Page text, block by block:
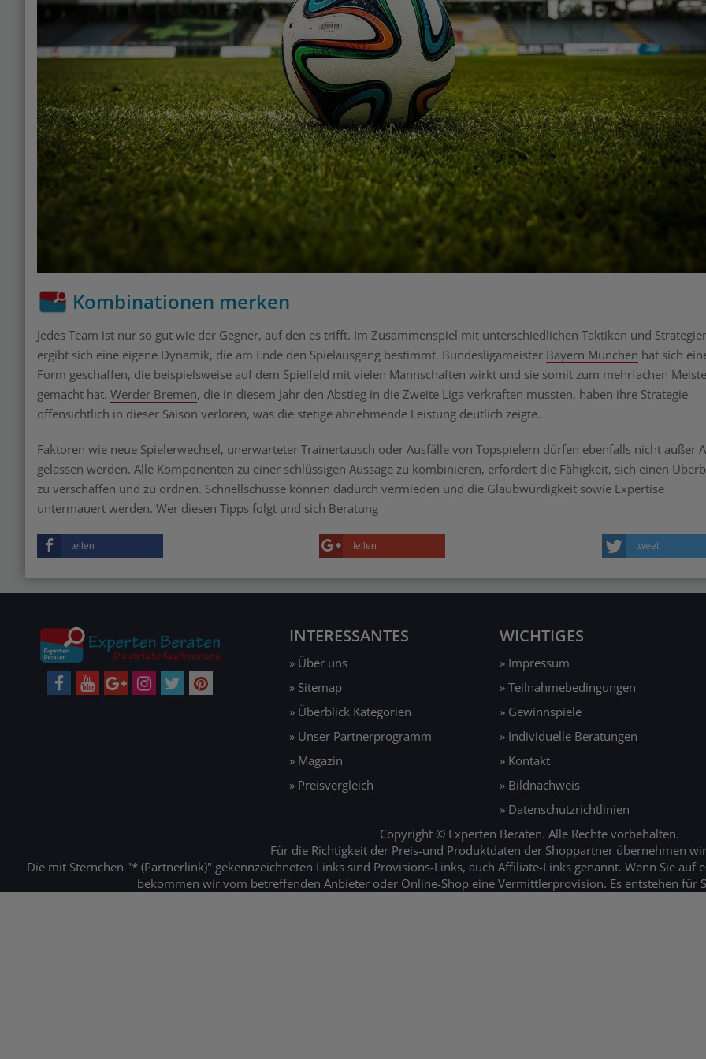
Kombinationen merken
Jedes Team ist nur so gut wie der Gegner, auf den es trifft. Im Zusammenspiel mit unterschiedlichen Taktiken und
ergibt sich eine eigene Dynamik, die am Ende den Spielausgang bestimmt. Bundesligameister Bayern München hat sich
Form geschaffen, die beispielsweise auf dem Spielfeld mit vielen Mannschaften wirkt und sie somit zum mehrfachen
gemacht hat. Werder Bremen, die in diesem Jahr den Abstieg in die Zweite Liga verkraften mussten, haben ihre Strategie
offensichtlich in dieser Saison verloren, was die stetige abnehmende Leistung deutlich zeigte.
Faktoren wie neue Spielerwechsel, unerwarteter Trainertausch oder Ausfälle von Topspielern dürfen ebenfalls nicht außer
gelassen werden. Alle Komponenten zu einer schlüssigen Aussage zu kombinieren, erfordert die Fähigkeit, sich einen
zu verschaffen und zu ordnen. Schnellschüsse können dadurch vermieden und die Glaubwürdigkeit sowie Expertise
untermauert werden. Wer diesen Tipps folgt und sich Beratung
teilen teilen tweet
INTERESSANTES
» Über uns
» Sitemap
» Überblick Kategorien
» Unser Partnerprogramm
» Magazin
» Preisvergleich
WICHTIGES
» Impressum
» Teilnahmebedingungen
» Gewinnspiele
» Individuelle Beratungen
» Kontakt
» Bildnachweis
» Datenschutzrichtlinien
Copyright © Experten Beraten. Alle Rechte vorbehalten.
Für die Richtigkeit der Preis-und Produktdaten der Shoppartner übernehmen
Die mit Sternchen "* (Partnerlink)" gekennzeichneten Links sind Provisions-Links, auch Affiliate-Links genannt. Wenn Sie
bekommen wir vom betreffenden Anbieter oder Online-Shop eine Vermittlerprovision. Es entstehen für